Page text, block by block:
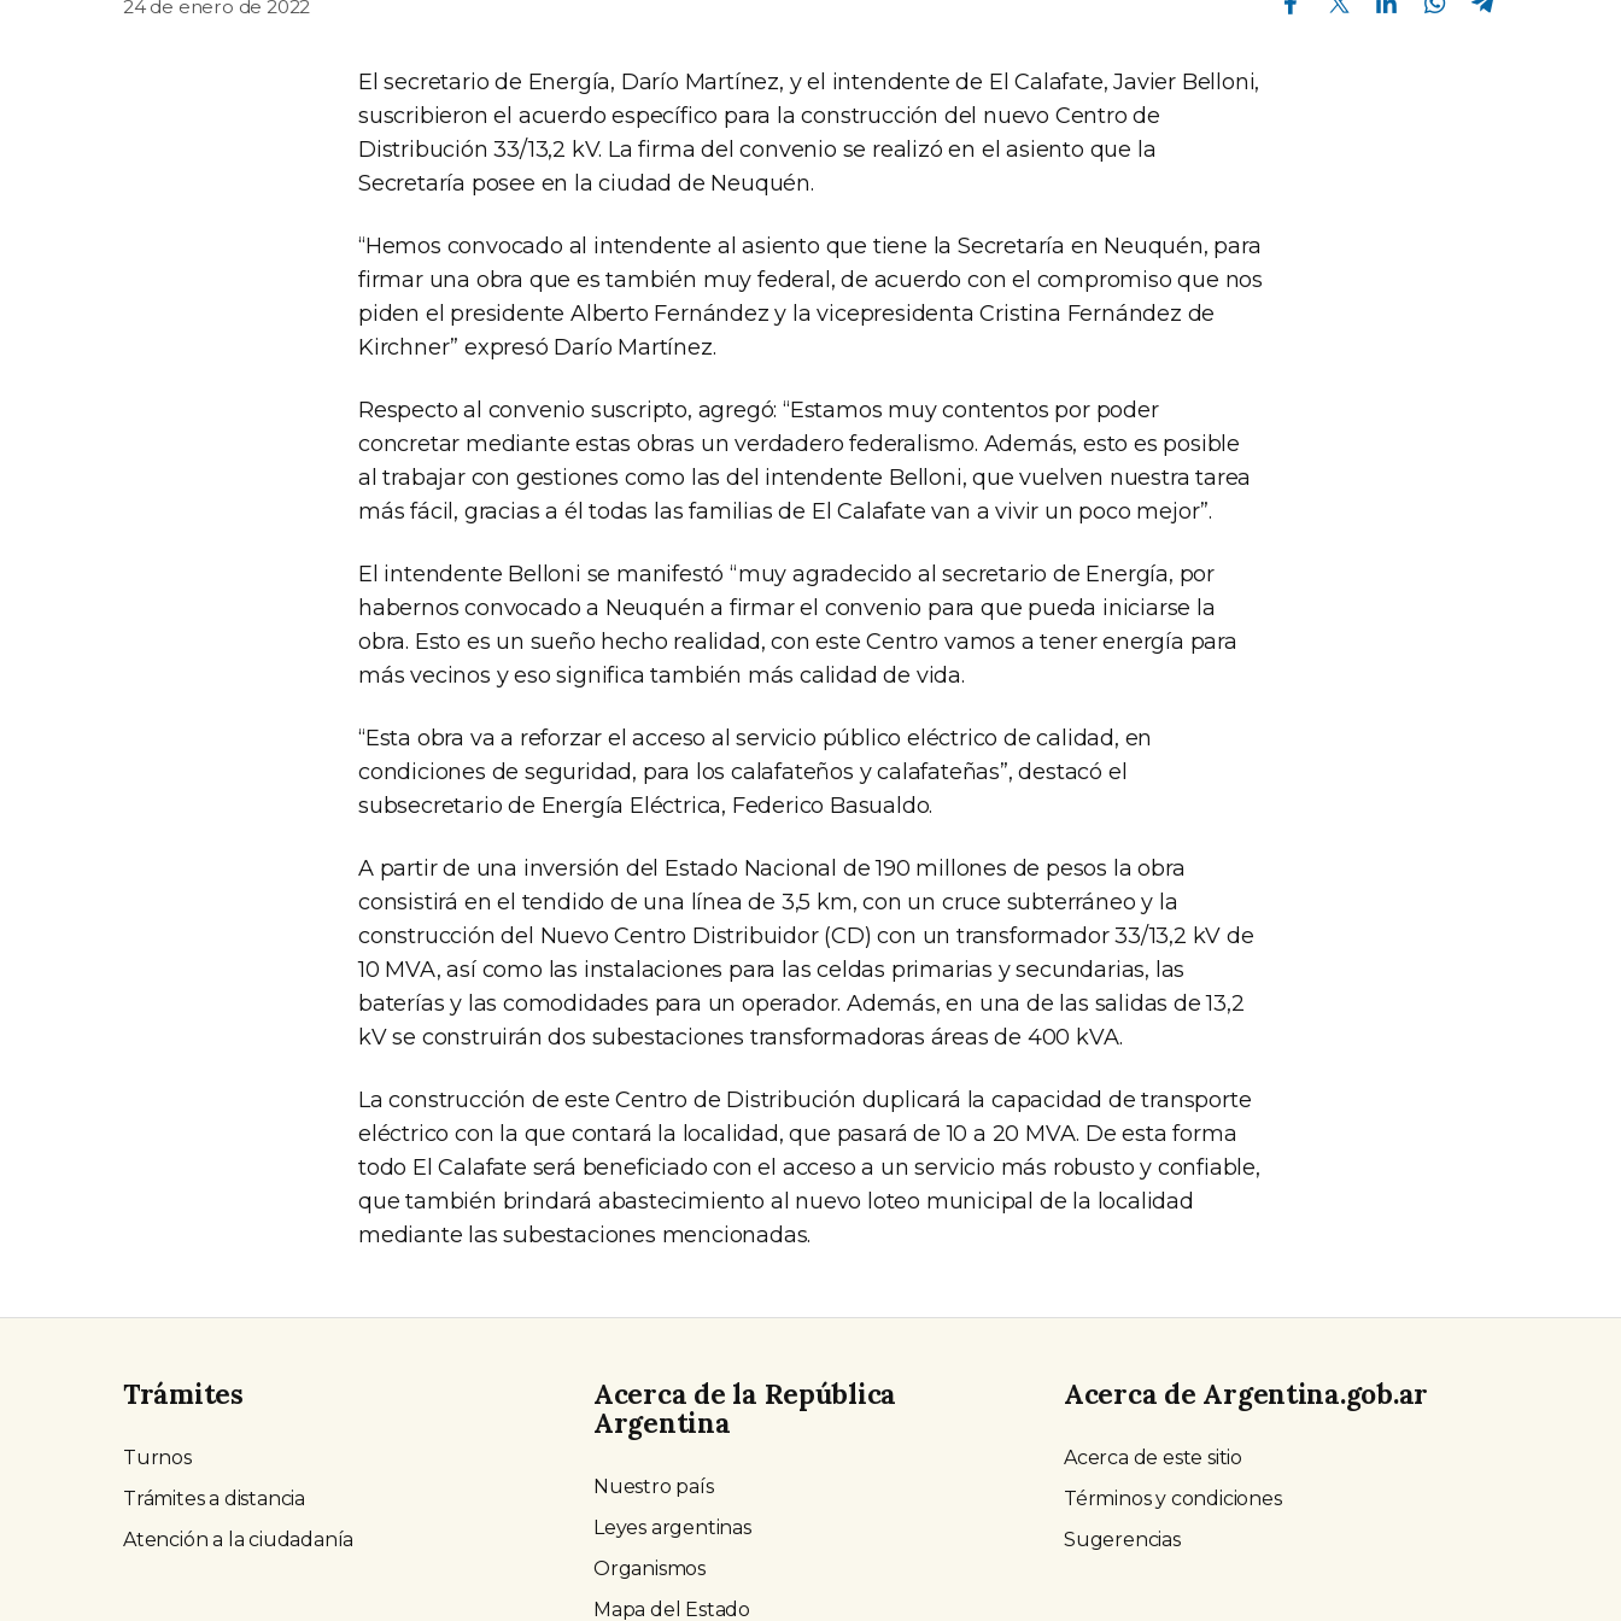
24 de enero de 2022
El secretario de Energía, Darío Martínez, y el intendente de El Calafate, Javier Belloni,
suscribieron el acuerdo específico para la construcción del nuevo Centro de
Distribución 33/13,2 kV. La firma del convenio se realizó en el asiento que la
Secretaría posee en la ciudad de Neuquén.
“Hemos convocado al intendente al asiento que tiene la Secretaría en Neuquén, para
firmar una obra que es también muy federal, de acuerdo con el compromiso que nos
piden el presidente Alberto Fernández y la vicepresidenta Cristina Fernández de
Kirchner” expresó Darío Martínez.
Respecto al convenio suscripto, agregó: “Estamos muy contentos por poder
concretar mediante estas obras un verdadero federalismo. Además, esto es posible
al trabajar con gestiones como las del intendente Belloni, que vuelven nuestra tarea
más fácil, gracias a él todas las familias de El Calafate van a vivir un poco mejor”.
El intendente Belloni se manifestó “muy agradecido al secretario de Energía, por
habernos convocado a Neuquén a firmar el convenio para que pueda iniciarse la
obra. Esto es un sueño hecho realidad, con este Centro vamos a tener energía para
más vecinos y eso significa también más calidad de vida.
“Esta obra va a reforzar el acceso al servicio público eléctrico de calidad, en
condiciones de seguridad, para los calafateños y calafateñas”, destacó el
subsecretario de Energía Eléctrica, Federico Basualdo.
A partir de una inversión del Estado Nacional de 190 millones de pesos la obra
consistirá en el tendido de una línea de 3,5 km, con un cruce subterráneo y la
construcción del Nuevo Centro Distribuidor (CD) con un transformador 33/13,2 kV de
10 MVA, así como las instalaciones para las celdas primarias y secundarias, las
baterías y las comodidades para un operador. Además, en una de las salidas de 13,2
kV se construirán dos subestaciones transformadoras áreas de 400 kVA.
La construcción de este Centro de Distribución duplicará la capacidad de transporte
eléctrico con la que contará la localidad, que pasará de 10 a 20 MVA. De esta forma
todo El Calafate será beneficiado con el acceso a un servicio más robusto y confiable,
que también brindará abastecimiento al nuevo loteo municipal de la localidad
mediante las subestaciones mencionadas.
Trámites
Turnos
Trámites a distancia
Atención a la ciudadanía
Acerca de la República
Argentina
Nuestro país
Leyes argentinas
Organismos
Mapa del Estado
Acerca de Argentina.gob.ar
Acerca de este sitio
Términos y condiciones
Sugerencias